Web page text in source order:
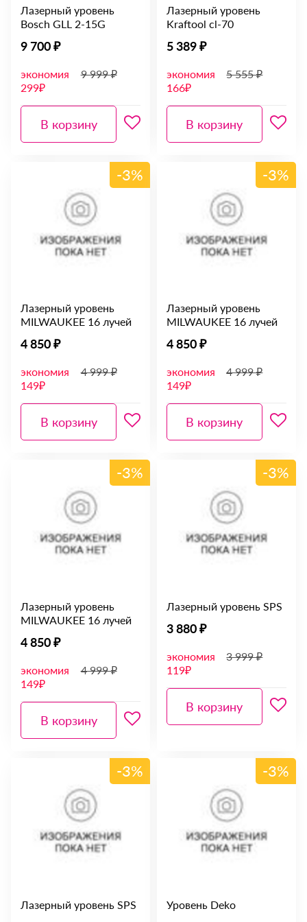
Лазерный уровень
Bosch GLL 2-15G
9 700 ₽
экономия
299₽
9 999 ₽
В корзину
Лазерный уровень
Kraftool cl-70
5 389 ₽
экономия
166₽
5 555 ₽
В корзину
-3%
Лазерный уровень
MILWAUKEE 16 лучей
4 850 ₽
экономия
149₽
4 999 ₽
В корзину
-3%
Лазерный уровень
MILWAUKEE 16 лучей
4 850 ₽
экономия
149₽
4 999 ₽
В корзину
-3%
Лазерный уровень
MILWAUKEE 16 лучей
4 850 ₽
экономия
149₽
4 999 ₽
В корзину
-3%
Лазерный уровень SPS
3 880 ₽
экономия
119₽
3 999 ₽
В корзину
-3%
Лазерный уровень SPS
-3%
Уровень Deko